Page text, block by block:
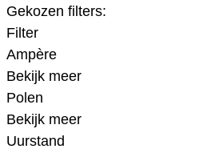
Gekozen filters:
Filter
Ampère
Bekijk meer
Polen
Bekijk meer
Uurstand